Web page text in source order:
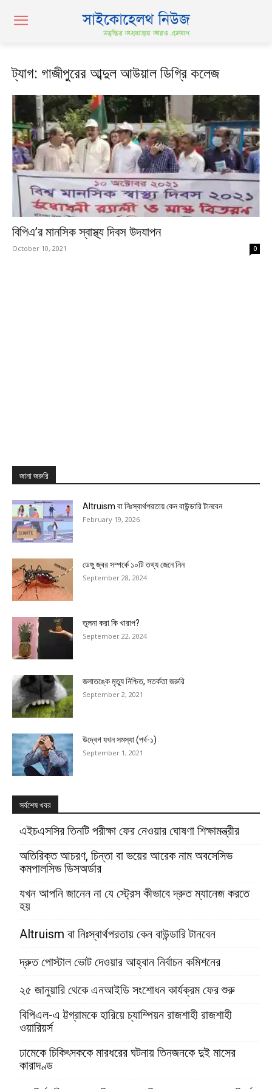
ট্যাগ: গাজীপুরের আব্দুল আউয়াল ডিগ্রি কলেজ
বিপিএ’র মানসিক স্বাস্থ্য দিবস উদযাপন
October 10, 2021 0
জানা জরুরি
Altruism বা নিঃস্বার্থপরতায় কেন বাউন্ডারি টানবেন
February 19, 2026
ডেঙ্গু জ্বর সম্পর্কে ১০টি তথ্য জেনে নিন
September 28, 2024
তুলনা করা কি খারাপ?
September 22, 2024
জলাতঙ্কে মৃত্যু নিশ্চিত, সতর্কতা জরুরি
September 2, 2021
উদ্বেগ যখন সমস্যা (পর্ব-১)
September 1, 2021
সর্বশেষ খবর
এইচএসসির তিনটি পরীক্ষা ফের নেওয়ার ঘোষণা শিক্ষামন্ত্রীর
অতিরিক্ত আচরণ, চিন্তা বা ভয়ের আরেক নাম অবসেসিভ
কমপালসিভ ডিসঅর্ডার
যখন আপনি জানেন না যে স্ট্রেস কীভাবে দ্রুত ম্যানেজ করতে
হয়
Altruism বা নিঃস্বার্থপরতায় কেন বাউন্ডারি টানবেন
দ্রুত পোস্টাল ভোট দেওয়ার আহ্বান নির্বাচন কমিশনের
২৫ জানুয়ারি থেকে এনআইডি সংশোধন কার্যক্রম ফের শুরু
বিপিএল-এ ট্টগ্রামকে হারিয়ে চ্যাম্পিয়ন রাজশাহী রাজশাহী
ওয়ারিয়র্স
ঢামেকে চিকিৎসককে মারধরের ঘটনায় তিনজনকে দুই মাসের
কারাদণ্ড